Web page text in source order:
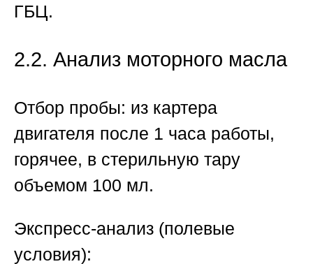
ГБЦ.
2.2. Анализ моторного масла
Отбор пробы: из картера
двигателя после 1 часа работы,
горячее, в стерильную тару
объемом 100 мл.
Экспресс-анализ (полевые
условия):